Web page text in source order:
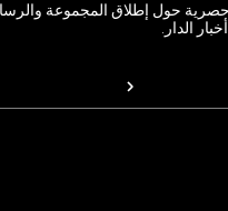
حول إطلاق المجموعة
الدار.